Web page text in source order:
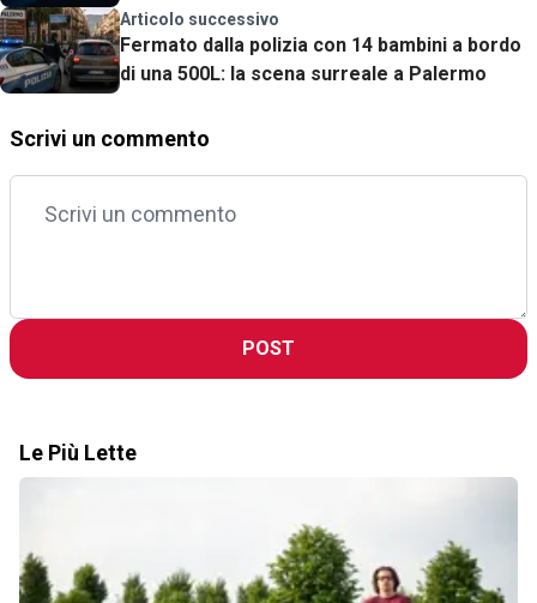
della nuova Gen4
Articolo successivo
Fermato dalla polizia con 14 bambini a bordo
di una 500L: la scena surreale a Palermo
Scrivi un commento
POST
Le Più Lette